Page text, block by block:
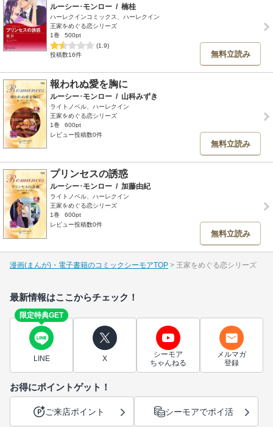
ルーシー･モンロー / 楠桂
ハーレクインコミックス、ハーレクイン
王家をめぐる恋シリーズ
1巻
500pt
(1.9)
投稿数16件
無料立読み
報われぬ愛を胸に
ルーシー･モンロー / 山科みずき
ライトノベル、ハーレクイン
王家をめぐる恋シリーズ
1巻
600pt
レビュー投稿数0件
無料立読み
プリンセスの誘惑
ルーシー･モンロー / 加藤由紀
ライトノベル、ハーレクイン
王家をめぐる恋シリーズ
1巻
600pt
レビュー投稿数0件
無料立読み
漫画(まんが)・電子書籍のコミックシーモアTOP 王家をめぐる恋シリーズ
最新情報はここからチェック！
限定特典GET
LINE X
シーモア
ちゃんねる
メルマガ
登録
お得にポイントゲット！
ご来店ポイント シーモアでポイ活